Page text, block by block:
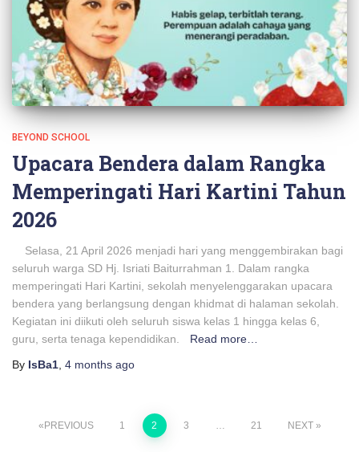
BEYOND SCHOOL
Upacara Bendera dalam Rangka
Memperingati Hari Kartini Tahun
2026
Selasa, 21 April 2026 menjadi hari yang menggembirakan bagi
seluruh warga SD Hj. Isriati Baiturrahman 1. Dalam rangka
memperingati Hari Kartini, sekolah menyelenggarakan upacara
bendera yang berlangsung dengan khidmat di halaman sekolah.
Kegiatan ini diikuti oleh seluruh siswa kelas 1 hingga kelas 6,
guru, serta tenaga kependidikan.
Read more…
By IsBa1 4 months ago
Posts
PREVIOUS 1 2 3 … 21 NEXT